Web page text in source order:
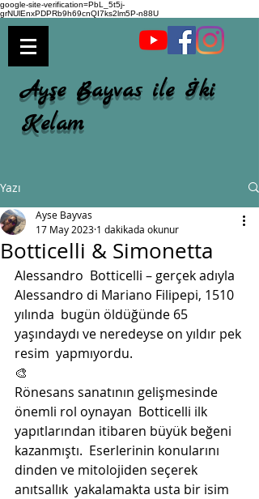
google-site-verification=PbL_5t5j-
grNUlEnxPDPRb9h69cnQI7ks2lm5P-n88U
Ayşe Bayvas ile İki
Kelam
Yazı
Botticelli & Simonetta
Ayse Bayvas
17 May 2023 1 dakikada okunur
Alessandro  Botticelli – gerçek adıyla
Alessandro di Mariano Filipepi, 1510
yılında  bugün öldüğünde 65
yaşındaydı ve neredeyse on yıldır pek
resim  yapmıyordu.
🎨
Rönesans sanatının gelişmesinde
önemli rol oynayan  Botticelli ilk
yapıtlarından itibaren büyük beğeni
kazanmıştı.  Eserlerinin konularını
dinden ve mitolojiden seçerek
anıtsallık  yakalamakta usta bir isim